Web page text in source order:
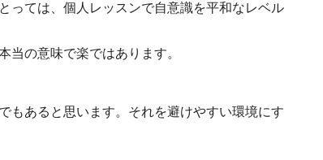
っては、個人レッスンで自意識を平和なレベル
の意味で楽ではあります。
もあると思います。それを避けやすい環境にす